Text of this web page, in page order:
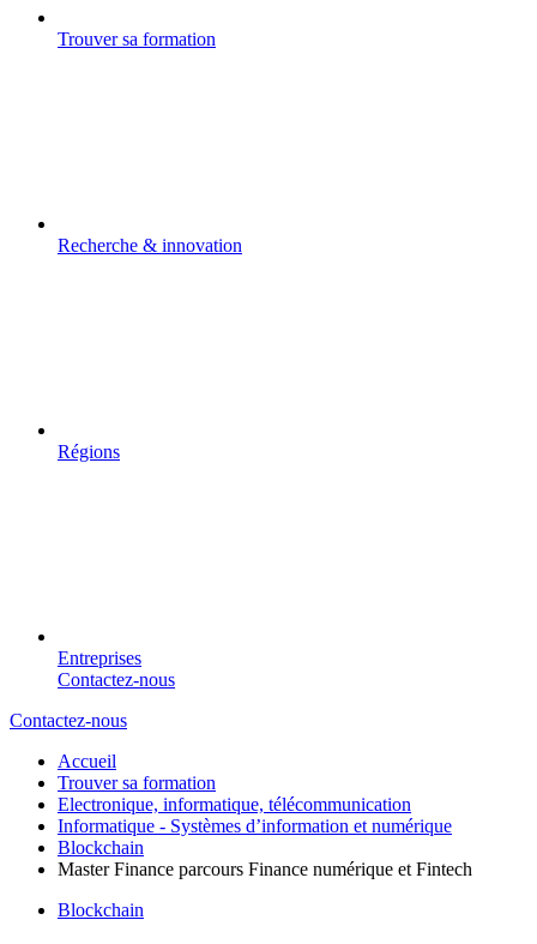
Trouver sa formation
Recherche & innovation
Régions
Entreprises
Contactez-nous
Contactez-nous
Accueil
Trouver sa formation
Electronique, informatique, télécommunication
Informatique - Systèmes d’information et numérique
Blockchain
Master Finance parcours Finance numérique et Fintech
Blockchain